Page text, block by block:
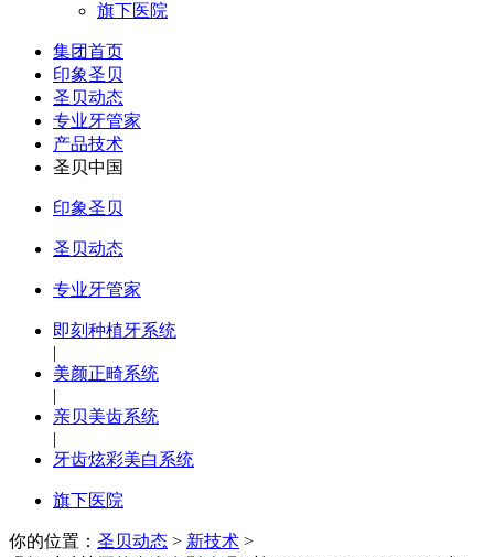
旗下医院
集团首页
印象圣贝
圣贝动态
专业牙管家
产品技术
圣贝中国
印象圣贝
圣贝动态
专业牙管家
即刻种植牙系统
|
美颜正畸系统
|
亲贝美齿系统
|
牙齿炫彩美白系统
旗下医院
你的位置： 圣贝动态 > 新技术 >